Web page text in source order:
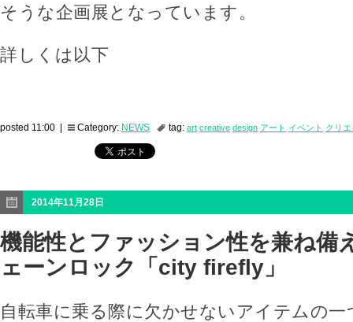
そうな企画展となっています。
詳しくは以下
posted 11:00 | Category: NEWS tag: art creative design アート イベント クリ
2014年11月28日
機能性とファッション性を兼ね備
ェーンロック「city firefly」
自転車に乗る際に欠かせないアイテムの